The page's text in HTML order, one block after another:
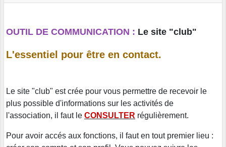
OUTIL DE COMMUNICATION : Le site "club"
L'essentiel pour être en contact.
Le site "club" est crée pour vous permettre de recevoir le
plus possible d'informations sur les activités de
l'association, il faut le CONSULTER régulièrement.
Pour avoir accés aux fonctions, il faut en tout premier lieu :